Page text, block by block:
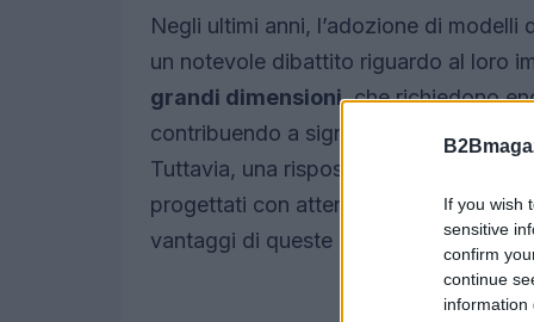
If you wish
sensitive
confirm
continue
information
Negli ultimi anni, l’adozione di
un notevole dibattito riguardo al loro
grandi dimensioni, che richiedono
contribuendo a significativi danni
Tuttavia, una risposta promettente si
progettati con attenzione e finalità
vantaggi di queste soluzioni più